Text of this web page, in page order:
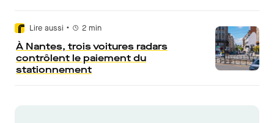
Lire aussi • 2 min
À Nantes, trois voitures radars
contrôlent le paiement du
stationnement